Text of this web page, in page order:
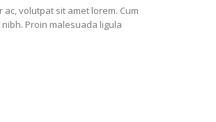
volutpat sit amet lorem. Cum
Proin malesuada ligula